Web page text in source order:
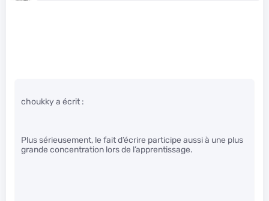
choukky a écrit :
Plus sérieusement, le fait d’écrire participe aussi à une plus
grande concentration lors de l’apprentissage.